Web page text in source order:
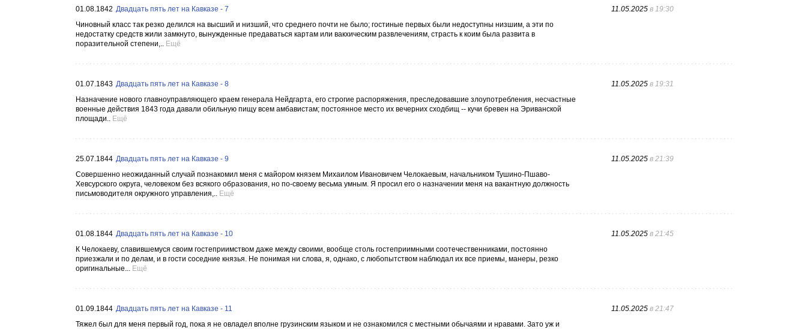
01.08.1842 Двадцать пять лет на Кавказе - 7
Чиновный класс так резко делился на высший и низший, что среднего почти не было; гостиные первых были недоступны низшим, а эти по
недостатку средств жили замкнуто, вынужденные предаваться картам или вакхическим развлечениям, страсть к коим была развита в
поразительной степени,.. Ещё
11.05.2025 в 19:30
01.07.1843 Двадцать пять лет на Кавказе - 8
Назначение нового главноуправляющего краем генерала Нейдгарта, его строгие распоряжения, преследовавшие злоупотребления, несчастные
военные действия 1843 года давали обильную пищу всем амбавистам; постоянное место их вечерних сходбищ -- кучи бревен на Эриванской
площади.. Ещё
11.05.2025 в 19:31
25.07.1844 Двадцать пять лет на Кавказе - 9
Совершенно неожиданный случай познакомил меня с майором князем Михаилом Ивановичем Челокаевым, начальником Тушино-Пшаво-
Хевсурского округа, человеком без всякого образования, но по-своему весьма умным. Я просил его о назначении меня на вакантную должность
письмоводителя окружного управления,.. Ещё
11.05.2025 в 21:39
01.08.1844 Двадцать пять лет на Кавказе - 10
К Челокаеву, славившемуся своим гостеприимством даже между своими, вообще столь гостеприимными соотечественниками, постоянно
приезжали и по делам, и в гости соседние князья. Не понимая ни слова, я, однако, с любопытством наблюдал их все приемы, манеры, резко
оригинальные... Ещё
11.05.2025 в 21:45
01.09.1844 Двадцать пять лет на Кавказе - 11
Тяжел был для меня первый год, пока я не овладел вполне грузинским языком и не ознакомился с местными обычаями и нравами. Зато уж и
11.05.2025 в 21:47